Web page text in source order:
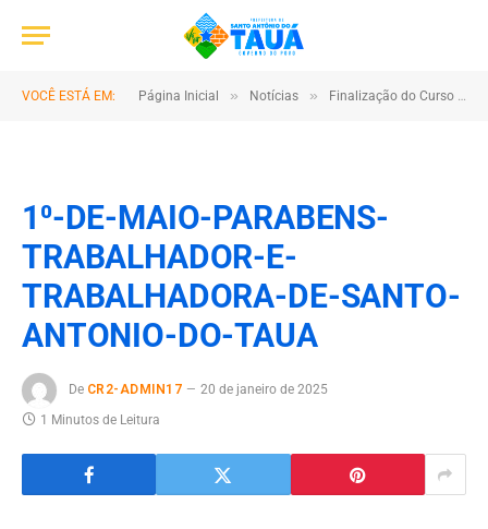
VOCÊ ESTÁ EM: Página Inicial » Notícias » Finalização do Curso de Máquinas Pesadas (MBV) é Realizada no Domingo 03/07/2022
1⁰-DE-MAIO-PARABENS-
TRABALHADOR-E-
TRABALHADORA-DE-SANTO-
ANTONIO-DO-TAUA
De CR2-ADMIN17
20 de janeiro de 2025
1 Minutos de Leitura